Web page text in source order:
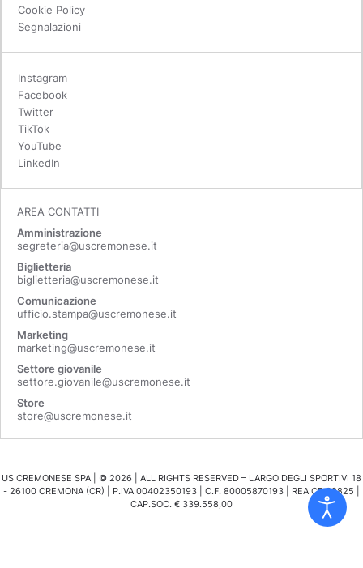
Cookie Policy
Segnalazioni
Instagram
Facebook
Twitter
TikTok
YouTube
LinkedIn
AREA CONTATTI
Amministrazione
segreteria@uscremonese.it
Biglietteria
biglietteria@uscremonese.it
Comunicazione
ufficio.stampa@uscremonese.it
Marketing
marketing@uscremonese.it
Settore giovanile
settore.giovanile@uscremonese.it
Store
store@uscremonese.it
US CREMONESE SPA | © 2026 | ALL RIGHTS RESERVED – LARGO DEGLI SPORTIVI 18
- 26100 CREMONA (CR) | P.IVA 00402350193 | C.F. 80005870193 | REA CR 98825 |
CAP.SOC. € 339.558,00